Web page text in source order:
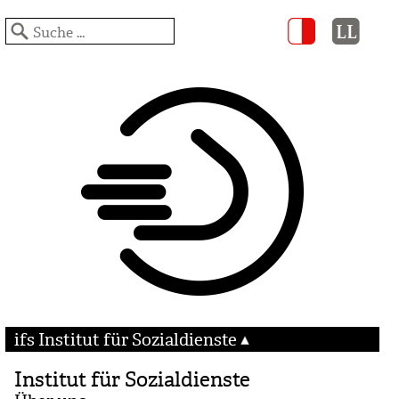
ifs Institut für Sozialdienste
Institut für Sozialdienste